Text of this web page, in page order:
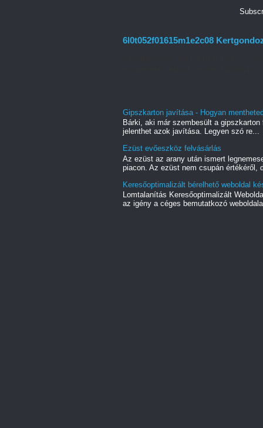
6l0t052f01615m1e2c08
Gipszkarton javítása - Hogyan
Bárki, aki már szembesült a
jelenthet azok javítása. Legyen szó re...
Ezüst evőeszköz felvásárlás
Az ezüst az arany után ismert
piacon. Az ezüst nem csupán értékéről,
Keresőoptimalizált bérelhető weboldal
Lomtalanítás Keresőoptimalizált
az igény a céges bemutatkozó